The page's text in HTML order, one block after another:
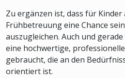
Zu ergänzen ist, dass für Kinder
Frühbetreuung eine Chance
auszugleichen. Auch und
eine hochwertige,
gebraucht, die an den
orientiert ist.